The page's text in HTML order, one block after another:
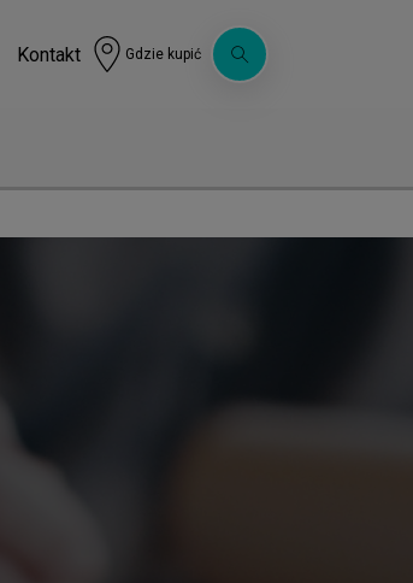
Kontakt Gdzie kupić